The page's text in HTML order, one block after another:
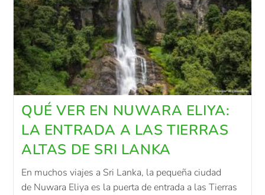
QUÉ VER EN NUWARA ELIYA:
LA ENTRADA A LAS TIERRAS
ALTAS DE SRI LANKA
En muchos viajes a Sri Lanka, la pequeña ciudad
de Nuwara Eliya es la puerta de entrada a las Tierras